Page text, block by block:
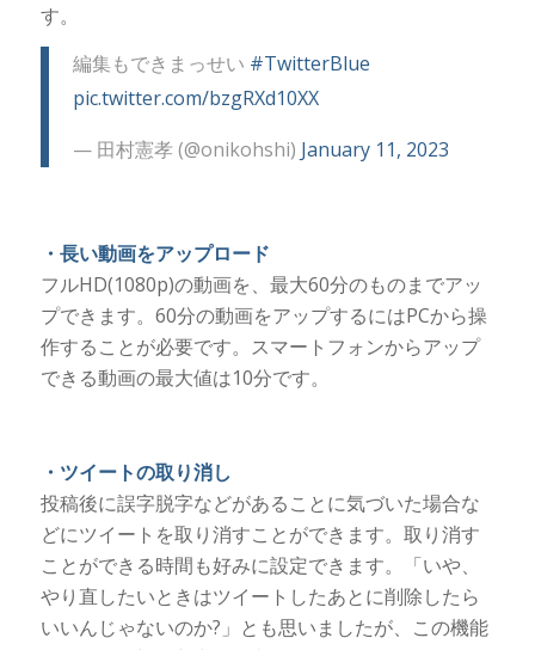
す。
編集もできまっせい #TwitterBlue
pic.twitter.com/bzgRXd10XX
— 田村憲孝 (@onikohshi) January 11, 2023
・長い動画をアップロード
フルHD(1080p)の動画を、最大60分のものまでアッ
プできます。60分の動画をアップするにはPCから操
作することが必要です。スマートフォンからアップ
できる動画の最大値は10分です。
・ツイートの取り消し
投稿後に誤字脱字などがあることに気づいた場合な
どにツイートを取り消すことができます。取り消す
ことができる時間も好みに設定できます。「いや、
やり直したいときはツイートしたあとに削除したら
いいんじゃないのか?」とも思いましたが、この機能